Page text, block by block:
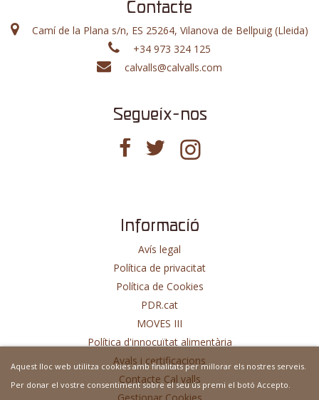
Contacte
Camí de la Plana s/n, ES 25264, Vilanova de Bellpuig (Lleida)
+34 973 324 125
calvalls@calvalls.com
Segueix-nos
Informació
Avís legal
Política de privacitat
Política de Cookies
PDR.cat
MOVES III
Política d'innocuïtat alimentària
Avals i certificacions
Contacte Cal valls
Gestionar Cookies
Aquest lloc web utilitza cookies amb finalitats per millorar els nostres serveis.
Per donar el vostre consentiment sobre el seu ús premi el botó Accepto.